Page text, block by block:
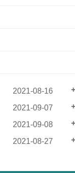
2021-08-16
2021-09-07
2021-09-08
2021-08-27